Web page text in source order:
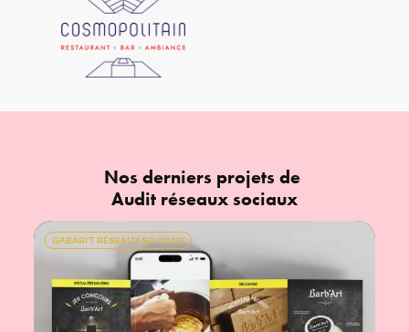
Nos derniers projets de
Audit réseaux sociaux
GABARIT RÉSEAUX SOCIAUX